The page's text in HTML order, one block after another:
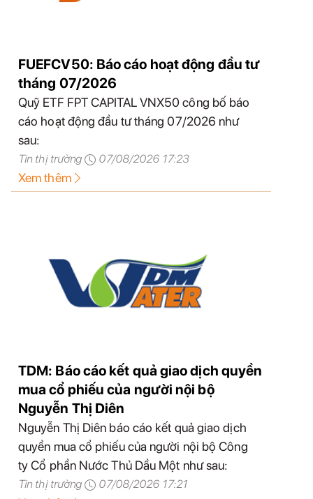
FUEFCV50: Báo cáo hoạt động đầu tư
tháng 07/2026
Quỹ ETF FPT CAPITAL VNX50 công bố báo
cáo hoạt động đầu tư tháng 07/2026 như
sau:
Tin thị trường 07/08/2026 17:23
Xem thêm
TDM: Báo cáo kết quả giao dịch quyền
mua cổ phiếu của người nội bộ
Nguyễn Thị Diên
Nguyễn Thị Diên báo cáo kết quả giao dịch
quyền mua cổ phiếu của người nội bộ Công
ty Cổ phần Nước Thủ Dầu Một như sau:
Tin thị trường 07/08/2026 17:21